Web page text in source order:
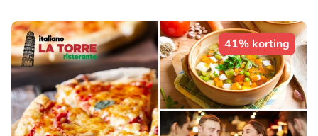
41% korting